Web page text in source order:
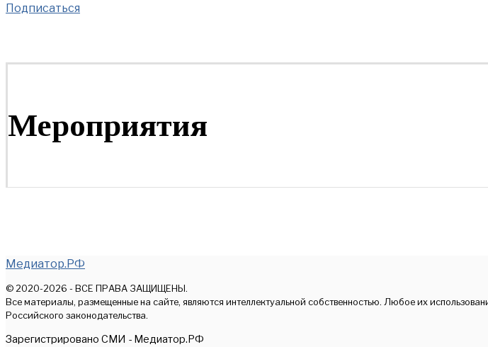
Подписаться
Мероприятия
Медиатор.РФ
© 2020-2026 - ВСЕ ПРАВА ЗАЩИЩЕНЫ.
Все материалы, размещенные на сайте, являются интеллектуальной собственностью. Любое их
Российского законодательства.
Зарегистрировано СМИ - Медиатор.РФ